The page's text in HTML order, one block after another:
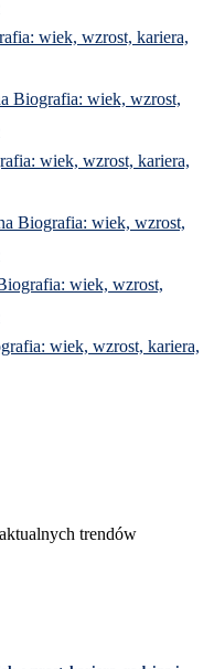
wiek, wzrost, kariera,
Biografia: wiek, wzrost,
wiek, wzrost, kariera,
Biografia: wiek, wzrost,
wiek, wzrost,
wiek, wzrost, kariera,
trendów